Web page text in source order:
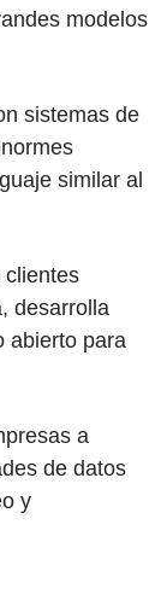
modelos
sistemas de
similar al
clientes
desarrolla
abierto para
a
de datos
y